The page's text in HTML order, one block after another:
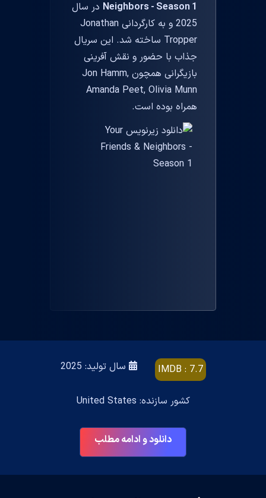
Neighbors - Season 1 در سال
2025 و به کارگردانی Jonathan
Tropper ساخته شد. این سریال
جذاب با حضور و نقش آفرینی
بازیگرانی همچون Jon Hamm,
Amanda Peet, Olivia Munn
همراه بوده است.
IMDB : 7.7 سال تولید: 2025
کشور سازنده: United States
دانلود و ادامه مطلب